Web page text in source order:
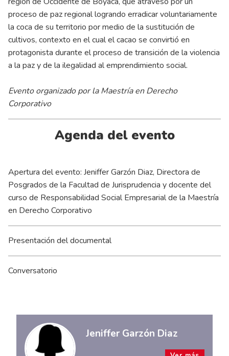
proceso de paz regional logrando erradicar voluntariamente
la coca de su territorio por medio de la sustitución de
cultivos, contexto en el cual el cacao se convirtió en
protagonista durante el proceso de transición de la violencia
a la paz y de la ilegalidad al emprendimiento social.
Evento organizado por la Maestría en Derecho
Corporativo
Agenda del evento
Apertura del evento: Jeniffer Garzón Diaz, Directora de
Posgrados de la Facultad de Jurisprudencia y docente del
curso de Responsabilidad Social Empresarial de la Maestría
en Derecho Corporativo
Presentación del documental
Conversatorio
Jeniffer Garzón Diaz